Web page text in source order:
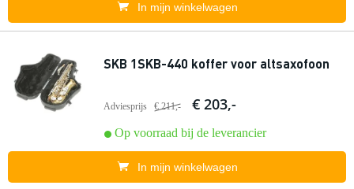
In mijn winkelwagen
SKB 1SKB-440 koffer voor altsaxofoon
Adviesprijs € 211,- € 203,-
Op voorraad bij de leverancier
In mijn winkelwagen